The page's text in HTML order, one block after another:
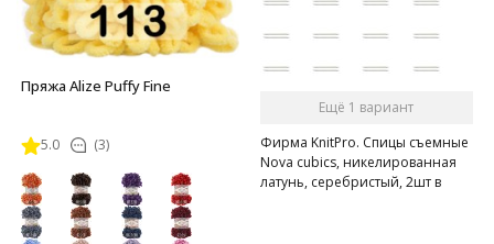
Пряжа Alize Puffy Fine
5.0 (3)
Ещё 1 вариант
Фирма KnitPro. Спицы съемные
Nova cubics, никелированная
латунь, серебристый, 2шт в